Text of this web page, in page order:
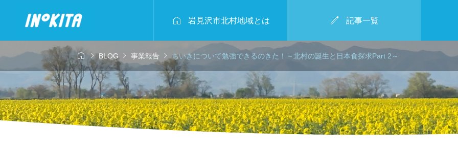
 岩見沢市北村地域とは  記事一覧
2月23日
野菜試食会
2025年2月2日
北村 冬のアクティビテ
ィ体験！
2025年2月2日
KITAMURA KAMAKU
RA WINTER MARCHE

！～豆腐作
事業報告
おいしい枝豆キターー！～北村小学校
枝豆収穫集会～
2024.08.30

BLOG 事業報告 ちいきについて勉強できるのきた！～北村の誕生と日本食探求Part 2～